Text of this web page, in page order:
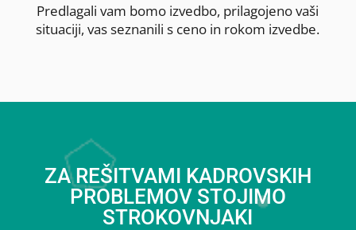
Predlagali vam bomo izvedbo, prilagojeno vaši
situaciji, vas seznanili s ceno in rokom izvedbe.
ZA REŠITVAMI KADROVSKIH
PROBLEMOV STOJIMO
STROKOVNJAKI